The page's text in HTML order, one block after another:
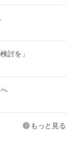
討を」
もっと見る